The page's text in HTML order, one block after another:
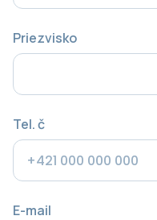
Priezvisko
Tel. č
E-mail